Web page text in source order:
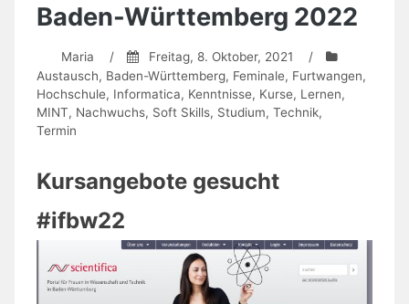
Baden-Württemberg 2022
Maria / Freitag, 8. Oktober, 2021
/
Austausch, Baden-Württemberg, Feminale, Furtwangen,
Hochschule, Informatica, Kenntnisse, Kurse, Lernen,
MINT, Nachwuchs, Soft Skills, Studium, Technik,
Termin
Kursangebote gesucht
#ifbw22